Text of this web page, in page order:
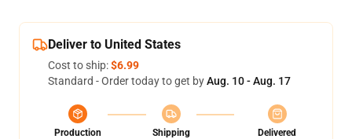
Deliver to United States
Cost to ship:$6.99
Standard - Order today to get byAug. 10 - Aug. 17
Production
Shipping
Delivered